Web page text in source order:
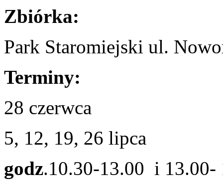
Zbiórka:
Park Staromiejski ul.
Terminy:
28 czerwca
5, 12, 19, 26 lipca
godz.10.30-13.00 i 13.00-